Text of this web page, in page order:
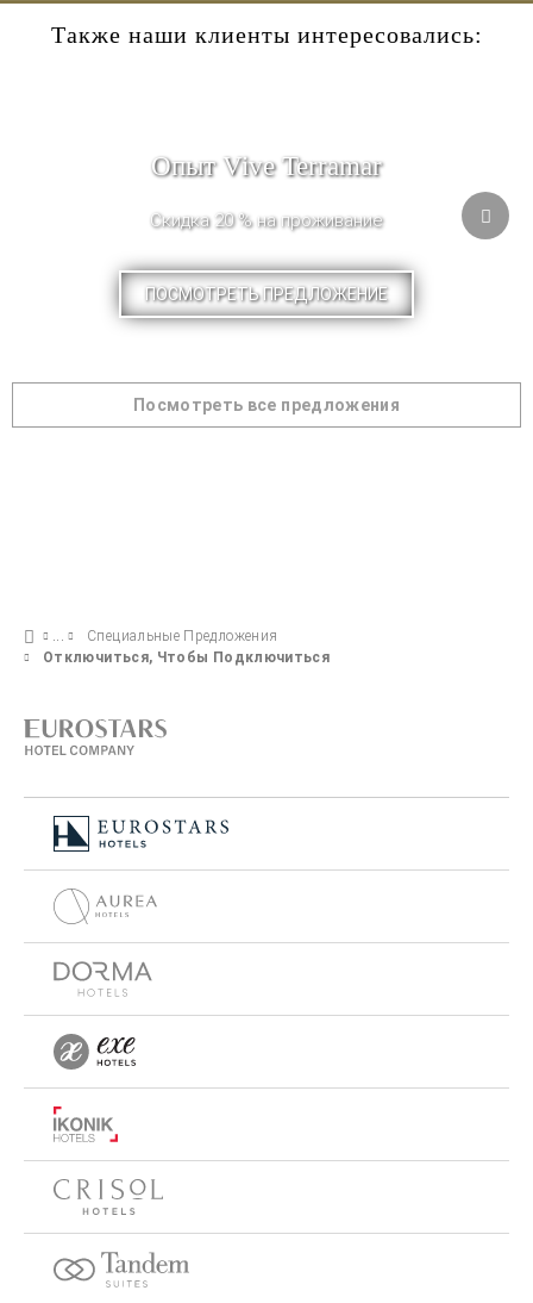
Также наши клиенты интересовались:
Опыт Vive Terramar
Скидка 20 % на проживание
ПОСМОТРЕТЬ ПРЕДЛОЖЕНИЕ
Посмотреть все предложения
Специальные Предложения
Отключиться, Чтобы Подключиться